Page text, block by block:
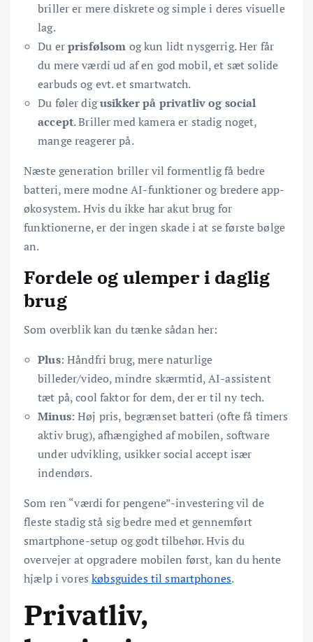
briller er mere diskrete og simple i deres visuelle
lag.
Du erprisfølsom og kun lidt nysgerrig. Her får
du mere værdi ud af en god mobil, et sæt solide
earbuds og evt. et smartwatch.
Du føler digusikker på privatliv og social
accept. Briller med kamera er stadig noget,
mange reagerer på.
Næste generation briller vil formentlig få bedre
batteri, mere modne AI-funktioner og bredere app-
økosystem. Hvis du ikke har akut brug for
funktionerne, er der ingen skade i at se første bølge
an.
Fordele og ulemper i daglig
brug
Som overblik kan du tænke sådan her:
Plus: Håndfri brug, mere naturlige
billeder/video, mindre skærmtid, AI-assistent
tæt på, cool faktor for dem, der er til ny tech.
Minus: Høj pris, begrænset batteri (ofte få timers
aktiv brug), afhængighed af mobilen, software
under udvikling, usikker social accept især
indendørs.
Som ren “værdi for pengene”-investering vil de
fleste stadig stå sig bedre med et gennemført
smartphone-setup og godt tilbehør. Hvis du
overvejer at opgradere mobilen først, kan du hente
hjælp i voreskøbsguides til smartphones.
Privatliv,